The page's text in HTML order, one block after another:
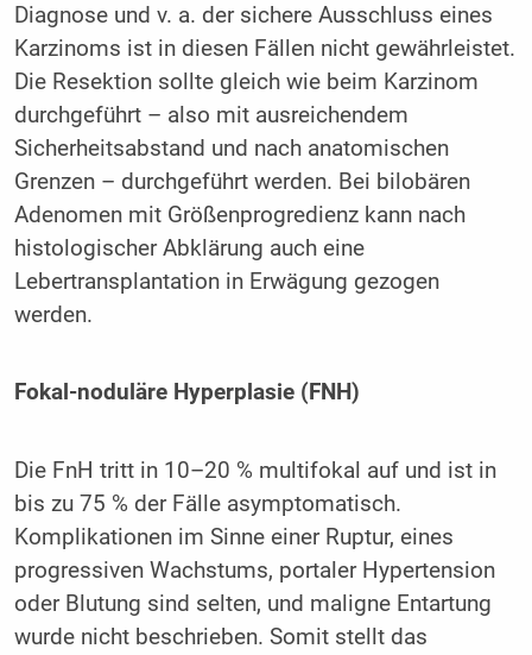
Diagnose und v. a. der sichere Ausschluss eines
Karzinoms ist in diesen Fällen nicht gewährleistet.
Die Resektion sollte gleich wie beim Karzinom
durchgeführt – also mit ausreichendem
Sicherheitsabstand und nach anatomischen
Grenzen – durchgeführt werden. Bei bilobären
Adenomen mit Größenprogredienz kann nach
histologischer Abklärung auch eine
Lebertransplantation in Erwägung gezogen
werden.
Fokal-noduläre Hyperplasie (FNH)
Die FnH tritt in 10–20 % multifokal auf und ist in
bis zu 75 % der Fälle asymptomatisch.
Komplikationen im Sinne einer Ruptur, eines
progressiven Wachstums, portaler Hypertension
oder Blutung sind selten, und maligne Entartung
wurde nicht beschrieben. Somit stellt das